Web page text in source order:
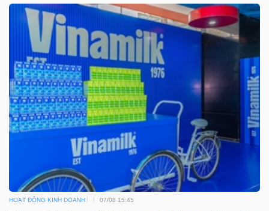
HOẠT ĐỘNG KINH DOANH 07/08 15:45
Ngành
VS-
SECTOR
LƯỢNG